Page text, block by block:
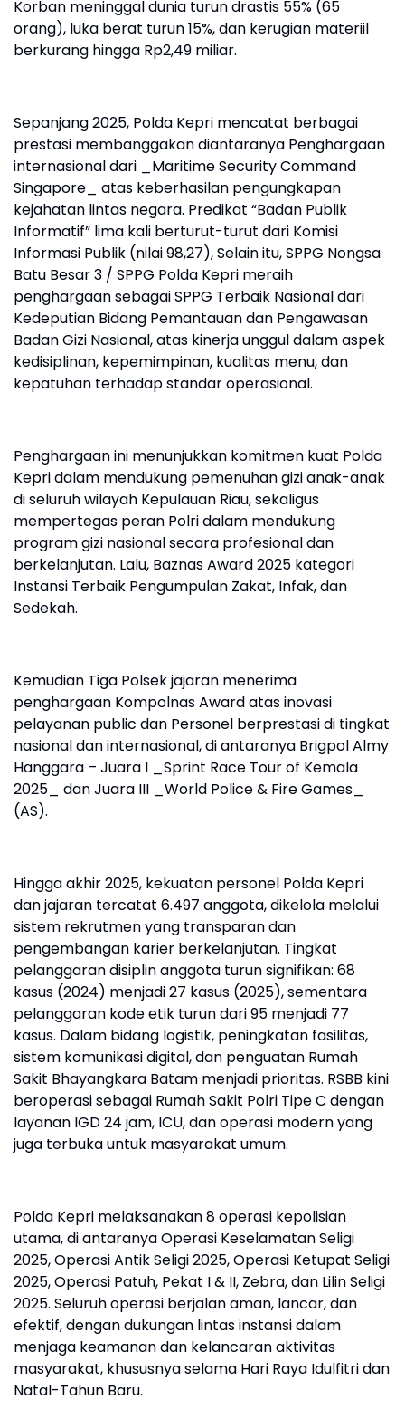
Korban meninggal dunia turun drastis 55% (65
orang), luka berat turun 15%, dan kerugian materiil
berkurang hingga Rp2,49 miliar.
Sepanjang 2025, Polda Kepri mencatat berbagai
prestasi membanggakan diantaranya Penghargaan
internasional dari _Maritime Security Command
Singapore_ atas keberhasilan pengungkapan
kejahatan lintas negara. Predikat “Badan Publik
Informatif” lima kali berturut-turut dari Komisi
Informasi Publik (nilai 98,27), Selain itu, SPPG Nongsa
Batu Besar 3 / SPPG Polda Kepri meraih
penghargaan sebagai SPPG Terbaik Nasional dari
Kedeputian Bidang Pemantauan dan Pengawasan
Badan Gizi Nasional, atas kinerja unggul dalam aspek
kedisiplinan, kepemimpinan, kualitas menu, dan
kepatuhan terhadap standar operasional.
Penghargaan ini menunjukkan komitmen kuat Polda
Kepri dalam mendukung pemenuhan gizi anak-anak
di seluruh wilayah Kepulauan Riau, sekaligus
mempertegas peran Polri dalam mendukung
program gizi nasional secara profesional dan
berkelanjutan. Lalu, Baznas Award 2025 kategori
Instansi Terbaik Pengumpulan Zakat, Infak, dan
Sedekah.
Kemudian Tiga Polsek jajaran menerima
penghargaan Kompolnas Award atas inovasi
pelayanan public dan Personel berprestasi di tingkat
nasional dan internasional, di antaranya Brigpol Almy
Hanggara – Juara I _Sprint Race Tour of Kemala
2025_ dan Juara III _World Police & Fire Games_
(AS).
Hingga akhir 2025, kekuatan personel Polda Kepri
dan jajaran tercatat 6.497 anggota, dikelola melalui
sistem rekrutmen yang transparan dan
pengembangan karier berkelanjutan. Tingkat
pelanggaran disiplin anggota turun signifikan: 68
kasus (2024) menjadi 27 kasus (2025), sementara
pelanggaran kode etik turun dari 95 menjadi 77
kasus. Dalam bidang logistik, peningkatan fasilitas,
sistem komunikasi digital, dan penguatan Rumah
Sakit Bhayangkara Batam menjadi prioritas. RSBB kini
beroperasi sebagai Rumah Sakit Polri Tipe C dengan
layanan IGD 24 jam, ICU, dan operasi modern yang
juga terbuka untuk masyarakat umum.
Polda Kepri melaksanakan 8 operasi kepolisian
utama, di antaranya Operasi Keselamatan Seligi
2025, Operasi Antik Seligi 2025, Operasi Ketupat Seligi
2025, Operasi Patuh, Pekat I & II, Zebra, dan Lilin Seligi
2025. Seluruh operasi berjalan aman, lancar, dan
efektif, dengan dukungan lintas instansi dalam
menjaga keamanan dan kelancaran aktivitas
masyarakat, khususnya selama Hari Raya Idulfitri dan
Natal-Tahun Baru.